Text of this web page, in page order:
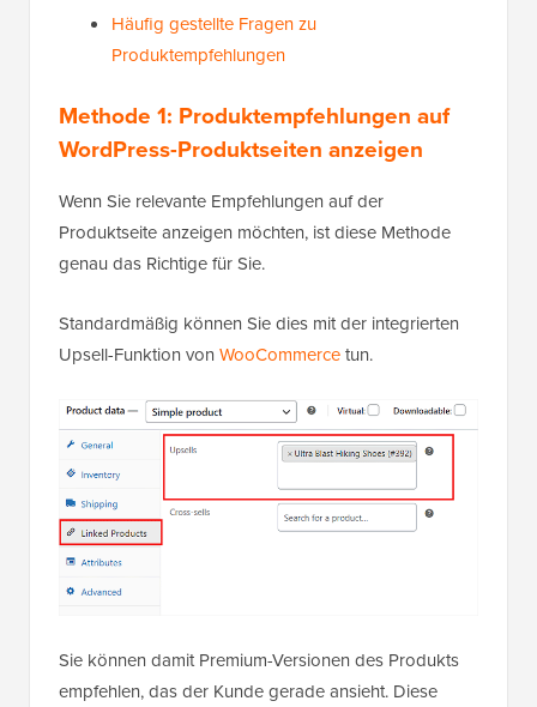
Häufig gestellte Fragen zu
Produktempfehlungen
Methode 1: Produktempfehlungen auf
WordPress-Produktseiten anzeigen
Wenn Sie relevante Empfehlungen auf der
Produktseite anzeigen möchten, ist diese Methode
genau das Richtige für Sie.
Standardmäßig können Sie dies mit der integrierten
Upsell-Funktion von WooCommercetun.
Sie können damit Premium-Versionen des Produkts
empfehlen, das der Kunde gerade ansieht. Diese